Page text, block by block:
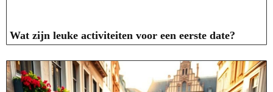
Wat zijn leuke activiteiten voor een eerste date?